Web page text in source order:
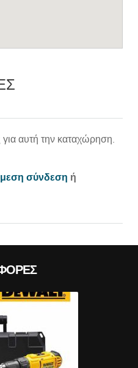
αυτή την καταχώρηση.
σύνδεση ή